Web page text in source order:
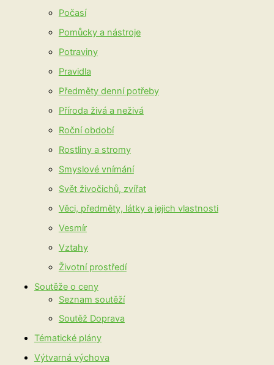
Počasí
Pomůcky a nástroje
Potraviny
Pravidla
Předměty denní potřeby
Příroda živá a neživá
Roční období
Rostliny a stromy
Smyslové vnímání
Svět živočichů, zvířat
Věci, předměty, látky a jejich vlastnosti
Vesmír
Vztahy
Životní prostředí
Soutěže o ceny
Seznam soutěží
Soutěž Doprava
Tématické plány
Výtvarná výchova